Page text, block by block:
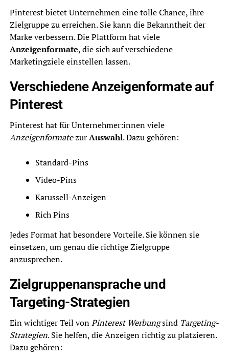
Pinterest bietet Unternehmen eine tolle Chance, ihre
Zielgruppe zu erreichen. Sie kann die Bekanntheit der
Marke verbessern. Die Plattform hat viele
Anzeigenformate, die sich auf verschiedene
Marketingziele einstellen lassen.
Verschiedene Anzeigenformate auf
Pinterest
Pinterest hat für Unternehmer:innen viele
AnzeigenformatezurAuswahl. Dazu gehören:
Standard-Pins
Video-Pins
Karussell-Anzeigen
Rich Pins
Jedes Format hat besondere Vorteile. Sie können sie
einsetzen, um genau die richtige Zielgruppe
anzusprechen.
Zielgruppenansprache und
Targeting-Strategien
Ein wichtiger Teil vonPinterest Werbungsind Targeting-
Strategien. Sie helfen, die Anzeigen richtig zu platzieren.
Dazu gehören: